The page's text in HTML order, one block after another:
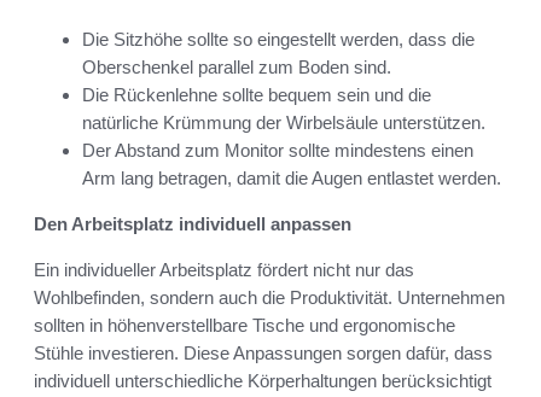
Die Sitzhöhe sollte so eingestellt werden, dass die
Oberschenkel parallel zum Boden sind.
Die Rückenlehne sollte bequem sein und die
natürliche Krümmung der Wirbelsäule unterstützen.
Der Abstand zum Monitor sollte mindestens einen
Arm lang betragen, damit die Augen entlastet werden.
Den Arbeitsplatz individuell anpassen
Ein individueller Arbeitsplatz fördert nicht nur das
Wohlbefinden, sondern auch die Produktivität. Unternehmen
sollten in höhenverstellbare Tische und ergonomische
Stühle investieren. Diese Anpassungen sorgen dafür, dass
individuell unterschiedliche Körperhaltungen berücksichtigt